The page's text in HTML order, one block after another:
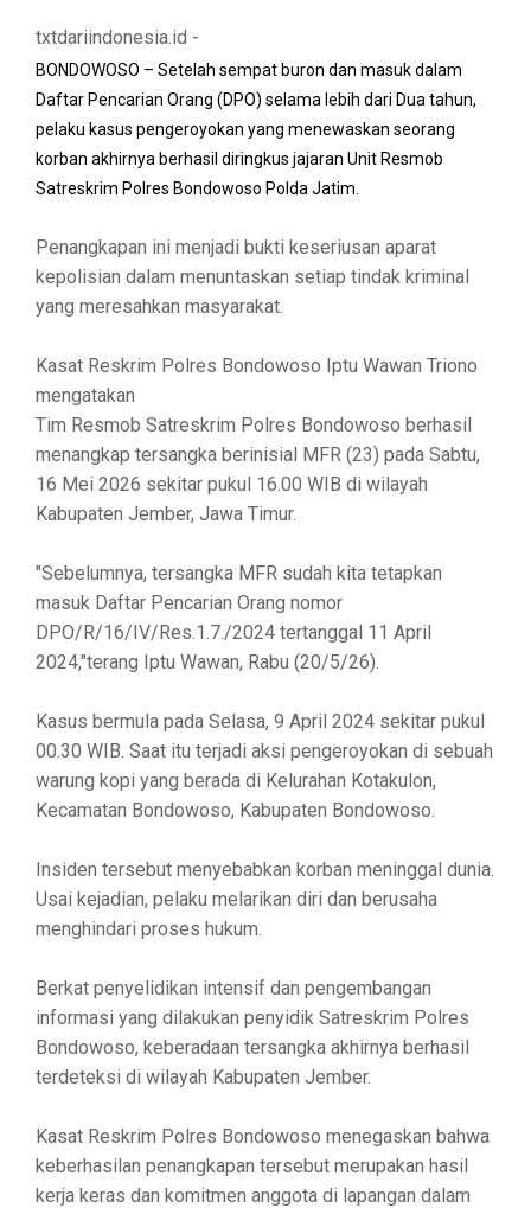
txtdariindonesia.id -
BONDOWOSO – Setelah sempat buron dan masuk dalam
Daftar Pencarian Orang (DPO) selama lebih dari Dua tahun,
pelaku kasus pengeroyokan yang menewaskan seorang
korban akhirnya berhasil diringkus jajaran Unit Resmob
Satreskrim Polres Bondowoso Polda Jatim.
Penangkapan ini menjadi bukti keseriusan aparat
kepolisian dalam menuntaskan setiap tindak kriminal
yang meresahkan masyarakat.
Kasat Reskrim Polres Bondowoso Iptu Wawan Triono
mengatakan
Tim Resmob Satreskrim Polres Bondowoso berhasil
menangkap tersangka berinisial MFR (23) pada Sabtu,
16 Mei 2026 sekitar pukul 16.00 WIB di wilayah
Kabupaten Jember, Jawa Timur.
"Sebelumnya, tersangka MFR sudah kita tetapkan
masuk Daftar Pencarian Orang nomor
DPO/R/16/IV/Res.1.7./2024 tertanggal 11 April
2024,"terang Iptu Wawan, Rabu (20/5/26).
Kasus bermula pada Selasa, 9 April 2024 sekitar pukul
00.30 WIB. Saat itu terjadi aksi pengeroyokan di sebuah
warung kopi yang berada di Kelurahan Kotakulon,
Kecamatan Bondowoso, Kabupaten Bondowoso.
Insiden tersebut menyebabkan korban meninggal dunia.
Usai kejadian, pelaku melarikan diri dan berusaha
menghindari proses hukum.
Berkat penyelidikan intensif dan pengembangan
informasi yang dilakukan penyidik Satreskrim Polres
Bondowoso, keberadaan tersangka akhirnya berhasil
terdeteksi di wilayah Kabupaten Jember.
Kasat Reskrim Polres Bondowoso menegaskan bahwa
keberhasilan penangkapan tersebut merupakan hasil
kerja keras dan komitmen anggota di lapangan dalam